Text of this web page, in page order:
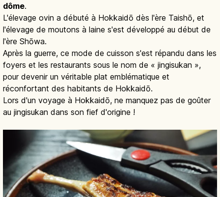
dôme.
L'élevage ovin a débuté à Hokkaidō dès l'ère Taishō, et
l'élevage de moutons à laine s'est développé au début de
l'ère Shōwa.
Après la guerre, ce mode de cuisson s'est répandu dans les
foyers et les restaurants sous le nom de « jingisukan »,
pour devenir un véritable plat emblématique et
réconfortant des habitants de Hokkaidō.
Lors d'un voyage à Hokkaidō, ne manquez pas de goûter
au jingisukan dans son fief d'origine !